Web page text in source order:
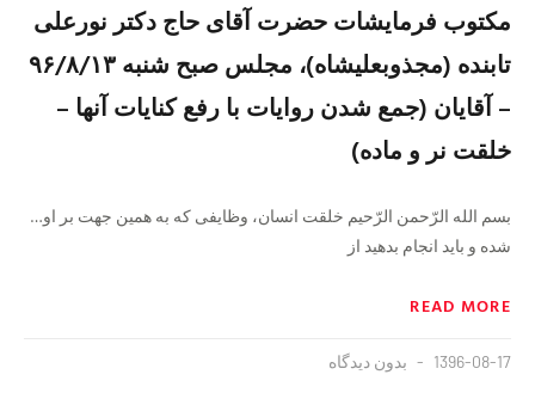
مکتوب فرمایشات حضرت آقای حاج دکتر نورعلی
تابنده (مجذوبعلیشاه)، مجلس صبح شنبه ۹۶/٨/۱٣
– آقايان (جمع شدن روايات با رفع كنايات آنها –
خلقت نر و ماده)
بسم الله الرّحمن الرّحیم خلقت انسان، وظایفی که به همین جهت بر او…
شده و باید انجام بدهید از
READ MORE
1396-08-17 بدون دیدگاه